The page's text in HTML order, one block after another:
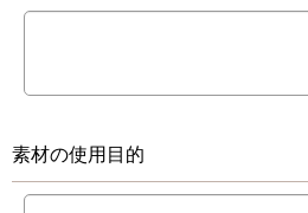
素材の使用目的